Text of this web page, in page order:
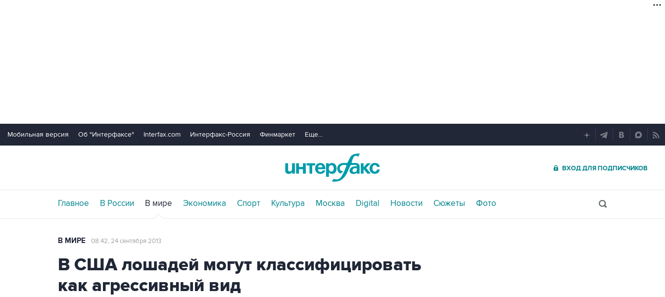
Мобильная версия Об "Интерфаксе" Interfax.com Интерфакс-Россия Финмаркет Еще...
ВХОД ДЛЯ ПОДПИСЧИКОВ
Главное В России В мире Экономика Спорт Культура Москва Digital Новости Сюжеты Фото
В МИРЕ 08:42, 24 сентября 2013
В США лошадей могут классифицировать
как агрессивный вид